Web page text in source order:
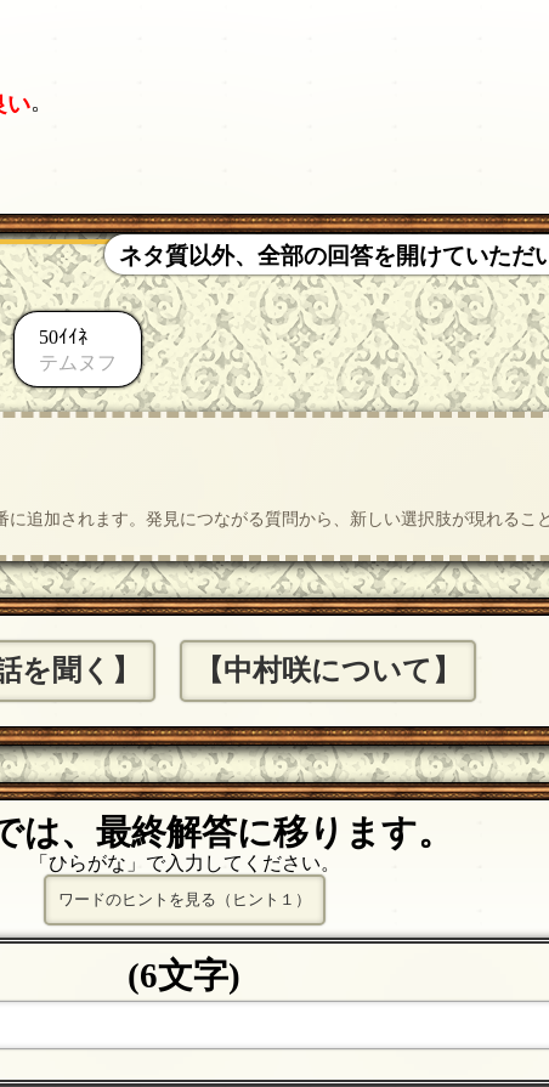
い。
ネタ質以外、全部の回答を開けていただ
50ｲｲﾈ
テムヌフ
加されます。発見につながる質問から、新しい選択肢が現れること
を聞く】 【中村咲について】
は、最終解答に移ります。
「ひらがな」で入力してください。
ワードのヒントを見る（ヒント１）
(6文字)